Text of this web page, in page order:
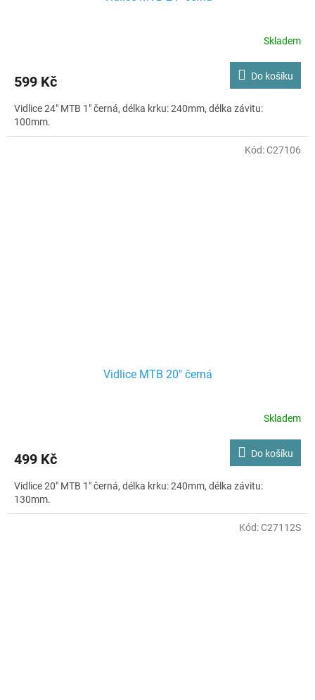
Skladem
599 Kč Do košíku
Vidlice 24" MTB 1" černá, délka krku: 240mm, délka závitu:
100mm.
Vidlice MTB 20" černá
Skladem
499 Kč Do košíku
Vidlice 20" MTB 1" černá, délka krku: 240mm, délka závitu:
130mm.
Kód:C27106
Kód:C27112S